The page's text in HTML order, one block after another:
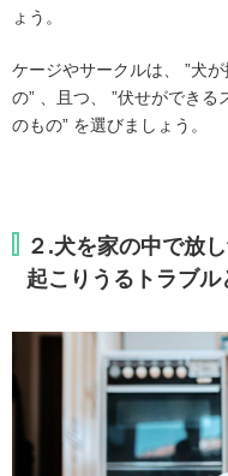
ょう。
ケージやサークルは、 ”犬
の” 、且つ、 ”伏せができる
のもの” を選びましょう。
２.犬を家の中で放
起こりうるトラブル